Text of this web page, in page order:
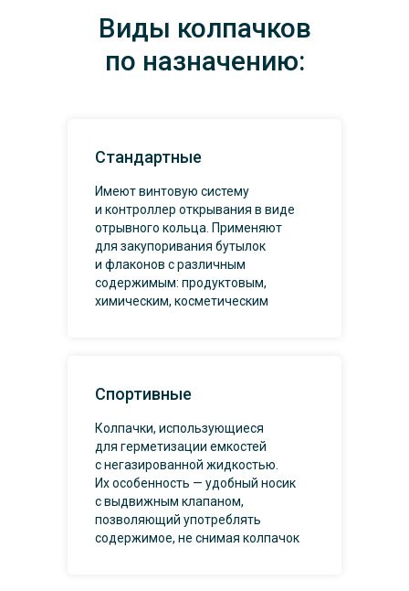
Виды колпачков
по назначению:
Стандартные
Имеют винтовую систему
и контроллер открывания в виде
отрывного кольца. Применяют
для закупоривания бутылок
и флаконов с различным
содержимым: продуктовым,
химическим, косметическим
Спортивные
Колпачки, использующиеся
для герметизации емкостей
с негазированной жидкостью.
Их особенность — удобный носик
с выдвижным клапаном,
позволяющий употреблять
содержимое, не снимая колпачок